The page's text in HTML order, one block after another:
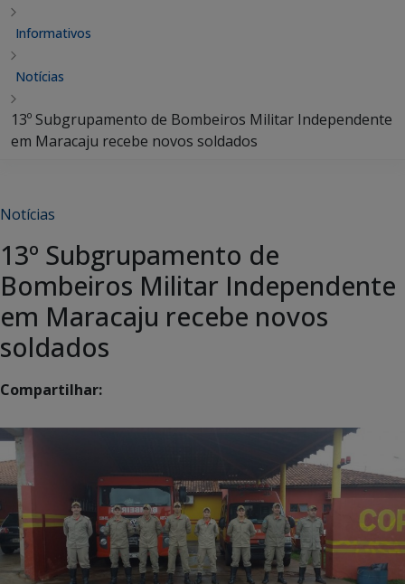
Informativos
Notícias
13º Subgrupamento de Bombeiros Militar Independente
em Maracaju recebe novos soldados
Notícias
13º Subgrupamento de
Bombeiros Militar Independente
em Maracaju recebe novos
soldados
Compartilhar: